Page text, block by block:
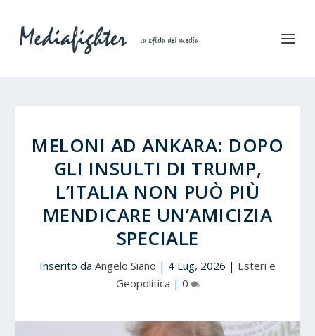
MELONI AD ANKARA: DOPO
GLI INSULTI DI TRUMP,
L’ITALIA NON PUÒ PIÙ
MENDICARE UN’AMICIZIA
SPECIALE
Inserito da Angelo Siano | 4 Lug, 2026 | Esteri e
Geopolitica | 0